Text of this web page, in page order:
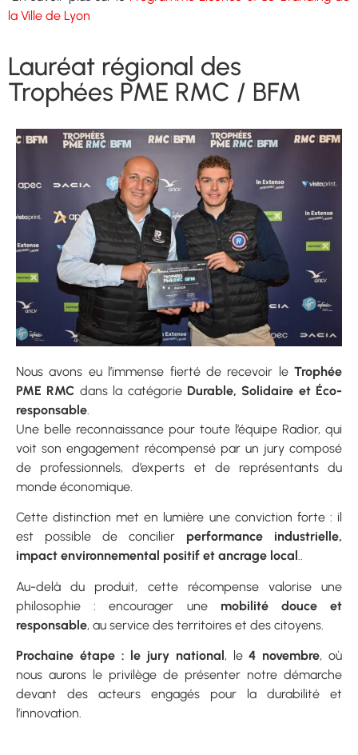
la Ville de Lyon
Lauréat régional des
Trophées PME RMC / BFM
Nous avons eu l’immense fierté de recevoir le Trophée
PME RMC dans la catégorie Durable, Solidaire et Éco-
responsable
Une belle reconnaissance pour toute l’équipe Radior, qui
voit son engagement récompensé par un jury composé
de professionnels, d’experts et de représentants du
monde économique.
Cette distinction met en lumière une conviction forte : il
est possible de concilier performance industrielle,
impact environnemental positif et ancrage local..
Au-delà du produit, cette récompense valorise une
philosophie : encourager une mobilité douce et
responsable, au service des territoires et des citoyens.
Prochaine étape : le jury national, le4 novembre, où
nous aurons le privilège de présenter notre démarche
devant des acteurs engagés pour la durabilité et
l’innovation.